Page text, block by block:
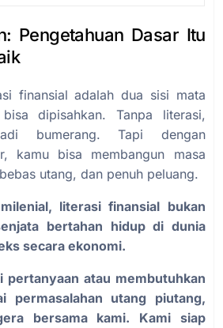
Pengetahuan Dasar Itu
finansial adalah dua sisi mata
dipisahkan. Tanpa literasi,
bumerang. Tapi dengan
kamu bisa membangun masa
utang, dan penuh peluang.
literasi finansial bukan
bertahan hidup di dunia
secara ekonomi.
pertanyaan atau membutuhkan
permasalahan utang piutang,
bersama kami. Kami siap